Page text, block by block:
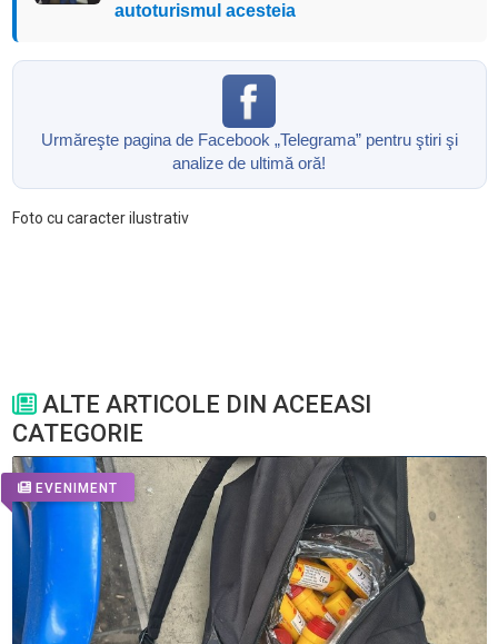
autoturismul acesteia
Urmăreşte pagina de Facebook „Telegrama” pentru ştiri şi
analize de ultimă oră!
Foto cu caracter ilustrativ
ALTE ARTICOLE DIN ACEEASI
CATEGORIE
EVENIMENT